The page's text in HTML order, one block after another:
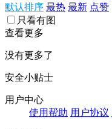
默认排序 最热 最新 点赞
只看有图
查看更多
没有更多了
安全小贴士
用户中心
使用帮助 用户协议